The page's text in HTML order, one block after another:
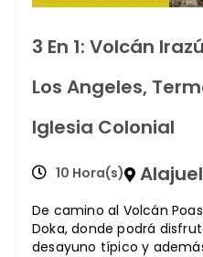
3 En 1: Volcán
Los Angeles,
Iglesia Colonial
10 Hora(s)
De camino al Volcán
Doka, donde podrá
desayuno típico y